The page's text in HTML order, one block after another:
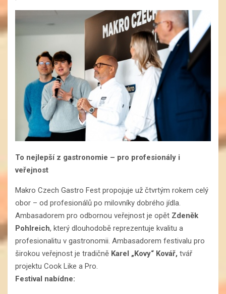
To nejlepší z gastronomie – pro profesionály i
veřejnost
Makro Czech Gastro Fest propojuje už čtvrtým rokem celý
obor – od profesionálů po milovníky dobrého jídla.
Ambasadorem pro odbornou veřejnost je opět Zdeněk
Pohlreich, který dlouhodobě reprezentuje kvalitu a
profesionalitu v gastronomii. Ambasadorem festivalu pro
širokou veřejnost je tradičně Karel „Kovy“ Kovář, tvář
projektu Cook Like a Pro.
Festival nabídne: